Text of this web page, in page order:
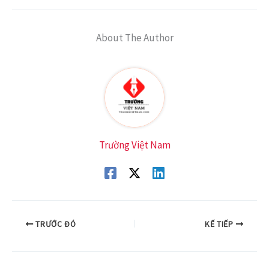
About The Author
Trường Việt Nam
TRƯỚC ĐÓ KẾ TIẾP